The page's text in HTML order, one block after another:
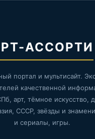
АССОРТИ
портал и мультисайт.
качественной
арт, тёмное искусство,
СССР, звёзды и
и сериалы, игры.